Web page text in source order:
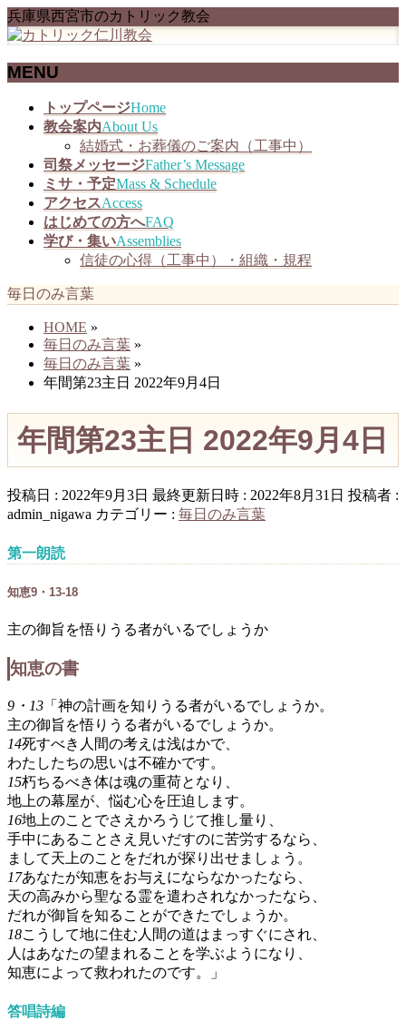
兵庫県西宮市のカトリック教会
MENU
トップページHome
教会案内About Us
結婚式・お葬儀のご案内（工事中）
司祭メッセージFather’s Message
ミサ・予定Mass & Schedule
アクセスAccess
はじめての方へFAQ
学び・集いAssemblies
信徒の心得（工事中）・組織・規程
毎日のみ言葉
HOME »
毎日のみ言葉 »
毎日のみ言葉 »
年間第23主日 2022年9月4日
年間第23主日 2022年9月4日
投稿日 : 2022年9月3日 最終更新日時 : 2022年8月31日 投稿者 :
admin_nigawa カテゴリー : 毎日のみ言葉
第一朗読
知恵9・13-18
主の御旨を悟りうる者がいるでしょうか
知恵の書
9・13 「神の計画を知りうる者がいるでしょうか。
主の御旨を悟りうる者がいるでしょうか。
14死すべき人間の考えは浅はかで、
わたしたちの思いは不確かです。
15朽ちるべき体は魂の重荷となり、
地上の幕屋が、悩む心を圧迫します。
16地上のことでさえかろうじて推し量り、
手中にあることさえ見いだすのに苦労するなら、
まして天上のことをだれが探り出せましょう。
17あなたが知恵をお与えにならなかったなら、
天の高みから聖なる霊を遣わされなかったなら、
だれが御旨を知ることができたでしょうか。
18こうして地に住む人間の道はまっすぐにされ、
人はあなたの望まれることを学ぶようになり、
知恵によって救われたのです。」
答唱詩編